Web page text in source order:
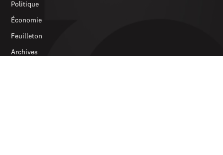
Politique
Économie
Feuilleton
Archives